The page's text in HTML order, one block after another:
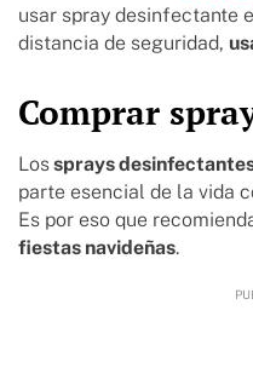
usar spray desinfectante
distancia de seguridad,
Comprar
Lossprays
parte esencial de la vida
Es por eso que
fiestas navideñas.